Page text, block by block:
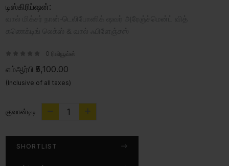
டிஸ்கிரிப்ஷன்:
0 ரிவியூவ்ஸ்
எம்ஆர்பி ₹5,100.00
(Inclusive of all taxes)
குவான்டிடி
SHORTLIST